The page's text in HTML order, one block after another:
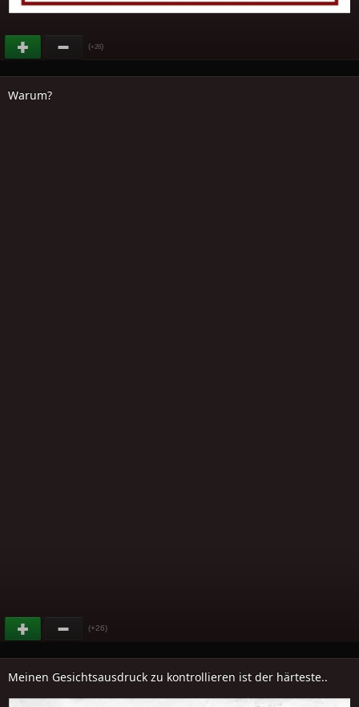
(+26)
Warum?
(+26)
Meinen Gesichtsausdruck zu kontrollieren ist der härteste..